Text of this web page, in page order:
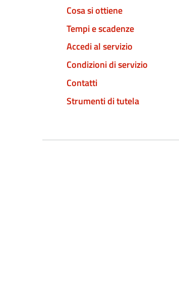
Cosa si ottiene
Tempi e scadenze
Accedi al servizio
Condizioni di servizio
Contatti
Strumenti di tutela